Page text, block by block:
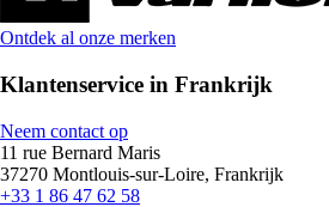
Ontdek al onze merken
Klantenservice in Frankrijk
Neem contact op
11 rue Bernard Maris
37270 Montlouis-sur-Loire, Frankrijk
+33 1 86 47 62 58